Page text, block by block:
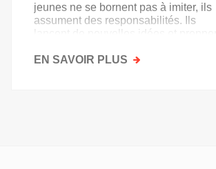
jeunes ne se bornent pas à imiter, ils
assument des responsabilités. Ils
lancent de nouvelles idées et
EN SAVOIR PLUS SUR